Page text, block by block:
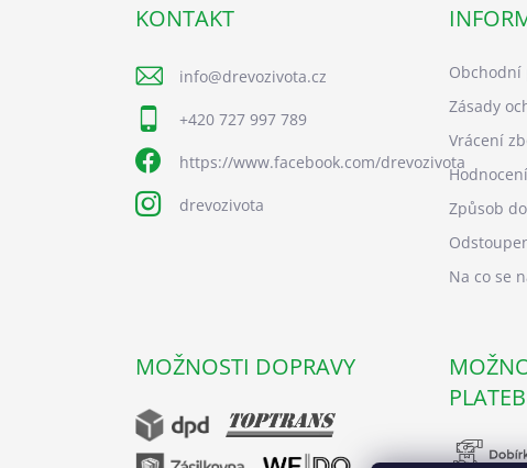
KONTAKT
info@drevozivota.cz
+420 727 997 789
https://www.facebook.com/drevozivota
drevozivota
Obchodní
Zásady
Vrácení
Způsob
Na co se
MOŽNOSTI DOPRAVY
PLATEB